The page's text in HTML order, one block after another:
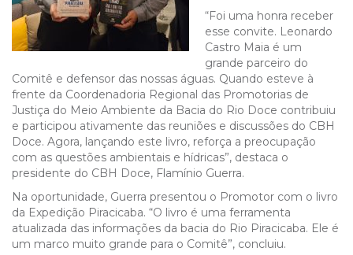
“Foi uma honra receber
esse convite. Leonardo
Castro Maia é um
grande parceiro do
Comitê e defensor das nossas águas. Quando esteve à
frente da Coordenadoria Regional das Promotorias de
Justiça do Meio Ambiente da Bacia do Rio Doce contribuiu
e participou ativamente das reuniões e discussões do CBH
Doce. Agora, lançando este livro, reforça a preocupação
com as questões ambientais e hídricas”, destaca o
presidente do CBH Doce, Flamínio Guerra.
Na oportunidade, Guerra presentou o Promotor com o livro
da Expedição Piracicaba. “O livro é uma ferramenta
atualizada das informações da bacia do Rio Piracicaba. Ele é
um marco muito grande para o Comitê”, concluiu.